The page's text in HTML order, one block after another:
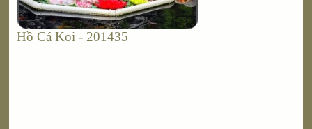
Hồ Cá Koi - 201435